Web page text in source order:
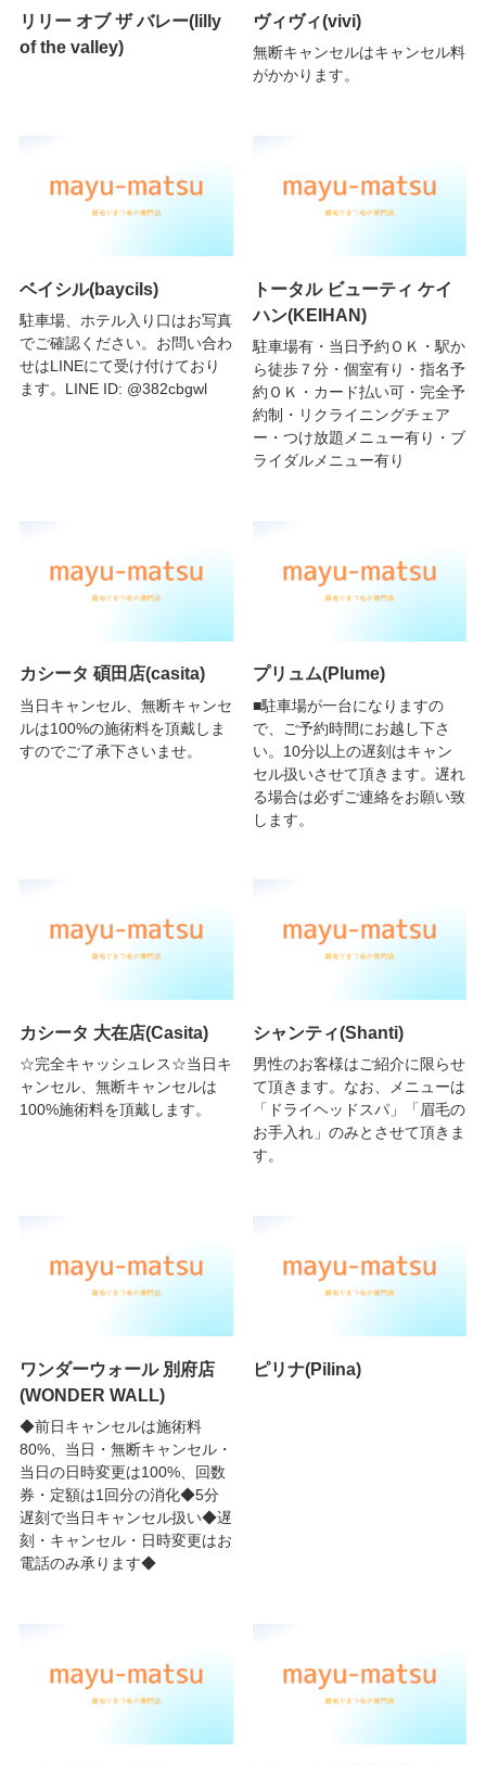
リリー オブ ザ バレー(lilly
of the valley)
ヴィヴィ(vivi)
無断キャンセルはキャンセル料
がかかります。
ベイシル(baycils)
駐車場、ホテル入り口はお写真
でご確認ください。お問い合わ
せはLINEにて受け付けており
ます。LINE ID: @382cbgwl
トータル ビューティ ケイ
ハン(KEIHAN)
駐車場有・当日予約ＯＫ・駅か
ら徒歩７分・個室有り・指名予
約ＯＫ・カード払い可・完全予
約制・リクライニングチェア
ー・つけ放題メニュー有り・ブ
ライダルメニュー有り
カシータ 碩田店(casita)
当日キャンセル、無断キャンセ
ルは100%の施術料を頂戴しま
すのでご了承下さいませ。
プリュム(Plume)
■駐車場が一台になりますの
で、ご予約時間にお越し下さ
い。10分以上の遅刻はキャン
セル扱いさせて頂きます。遅れ
る場合は必ずご連絡をお願い致
します。
カシータ 大在店(Casita)
☆完全キャッシュレス☆当日キ
ャンセル、無断キャンセルは
100%施術料を頂戴します。
シャンティ(Shanti)
男性のお客様はご紹介に限らせ
て頂きます。なお、メニューは
「ドライヘッドスパ」「眉毛の
お手入れ」のみとさせて頂きま
す。
ワンダーウォール 別府店
(WONDER WALL)
◆前日キャンセルは施術料
80%、当日・無断キャンセル・
当日の日時変更は100%、回数
券・定額は1回分の消化◆5分
遅刻で当日キャンセル扱い◆遅
刻・キャンセル・日時変更はお
電話のみ承ります◆
ピリナ(Pilina)